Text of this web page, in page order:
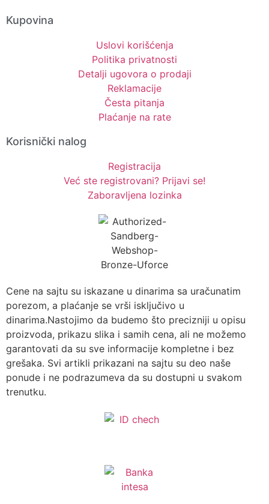
Kupovina
Uslovi korišćenja
Politika privatnosti
Detalji ugovora o prodaji
Reklamacije
Česta pitanja
Plaćanje na rate
Korisnički nalog
Registracija
Već ste registrovani? Prijavi se!
Zaboravljena lozinka
Cene na sajtu su iskazane u dinarima sa uračunatim
porezom, a plaćanje se vrši isključivo u
dinarima.Nastojimo da budemo što precizniji u opisu
proizvoda, prikazu slika i samih cena, ali ne možemo
garantovati da su sve informacije kompletne i bez
grešaka. Svi artikli prikazani na sajtu su deo naše
ponude i ne podrazumeva da su dostupni u svakom
trenutku.